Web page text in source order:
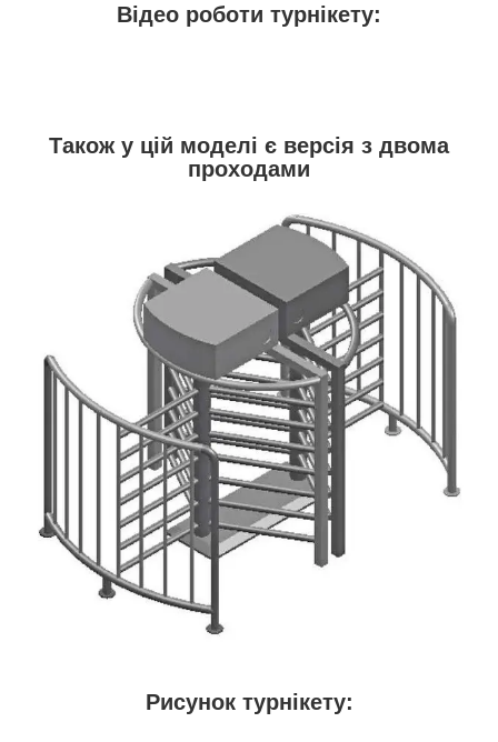
Відео роботи турнікету:
Також у цій моделі є версія з двома
проходами
Рисунок турнікету: